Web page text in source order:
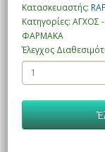
Κατασκευαστής:
Κατηγορίες:
ΦΑΡΜΑΚΑ
Έλεγχος